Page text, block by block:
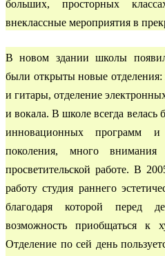
больших, просторных
внеклассные мероприятия в
В новом здании школы
были открыты новые отделения:
и гитары, отделение
и вокала. В школе всегда
инновационных программ
поколения, много внимания
просветительской работе. В
работу студия раннего
благодаря которой перед
возможность приобщаться к
Отделение по сей день